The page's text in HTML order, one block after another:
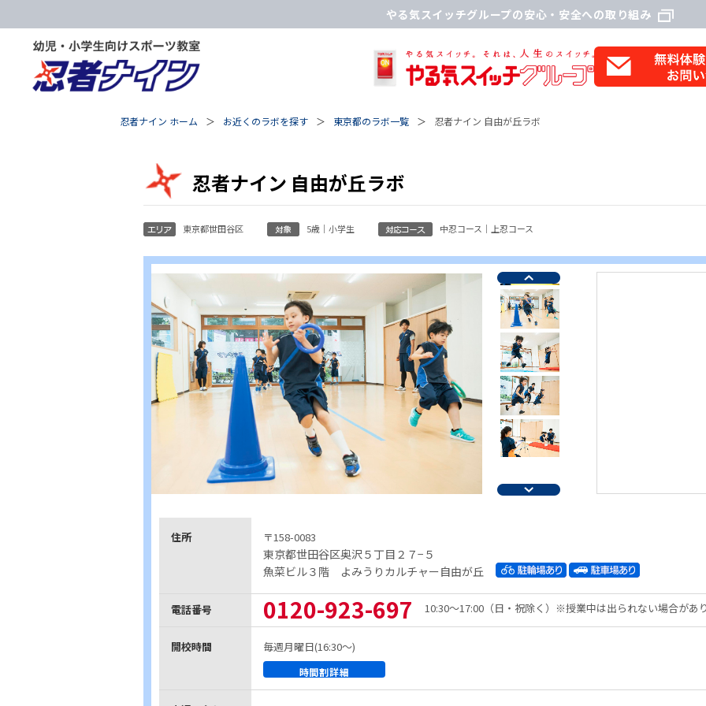
やる気スイッチグループの安心・安全への取り組み
忍者ナイン ホーム お近くのラボを探す 東京都のラボ一覧 忍者ナイン 自由が丘ラボ
忍者ナイン 自由が丘ラボ
東京都世田谷区 5歳｜小学生 中忍コース｜上忍コース
住所 〒158-0083
東京都世田谷区奥沢５丁目２７−５
魚菜ビル３階 よみうりカルチャー自由が丘
電話番号 0120-923-697 10:30～17:00（日・祝除く）※授業中は出られない場合があ
開校時間 毎週月曜日(16:30～)
時間割詳細